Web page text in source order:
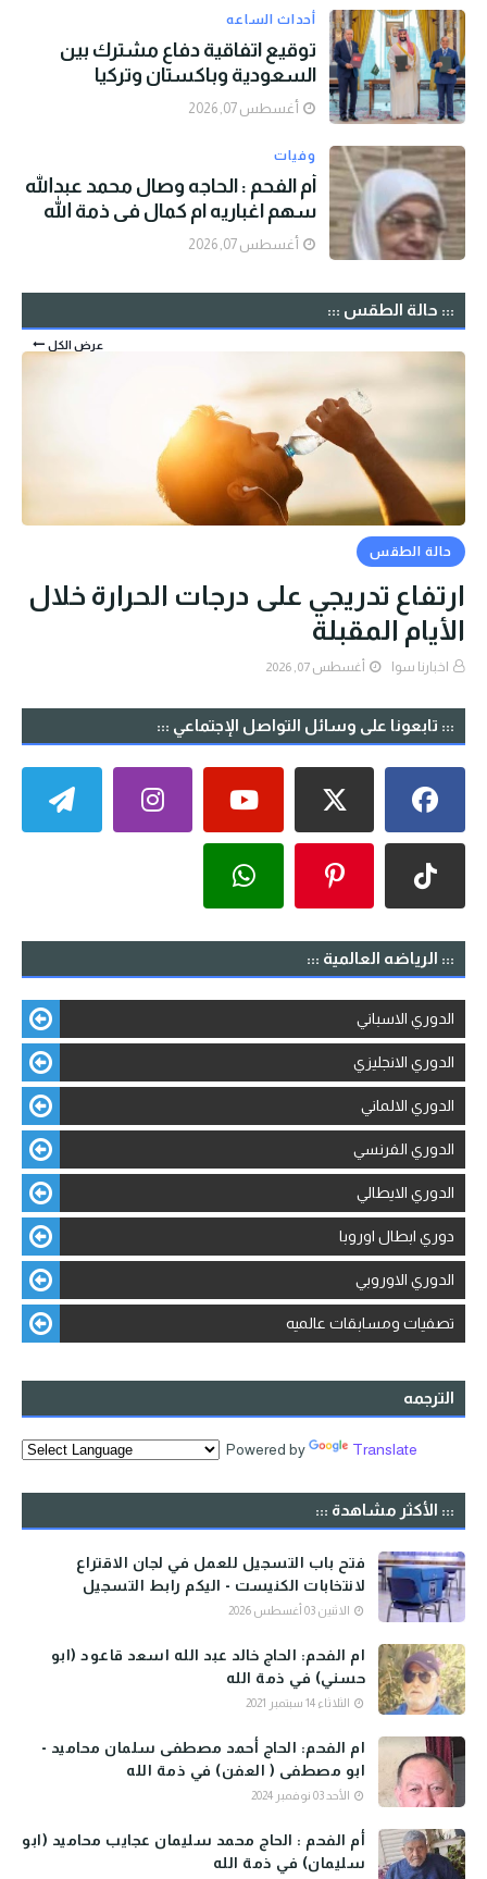
أحداث الساعه
توقيع اتفاقية دفاع مشترك بين
السعودية وباكستان وتركيا
أغسطس 07, 2026
وفيات
أم الفحم : الحاجه وصال محمد عبدالله
سهم اغباريه ام كمال في ذمة الله
أغسطس 07, 2026
::: حالة الطقس :::
عرض الكل
حالة الطقس
ارتفاع تدريجي على درجات الحرارة خلال
الأيام المقبلة
اخبارنا سوا أغسطس 07, 2026
::: تابعونا على وسائل التواصل الإجتماعي :::
::: الرياضه العالمية :::
الدوري الاسباني
الدوري الانجليزي
الدوري الالماني
الدوري الفرنسي
الدوري الايطالي
دوري ابطال اوروبا
الدوري الاوروبي
تصفيات ومسابقات عالميه
الترجمه
Powered by Translate
::: الأكثر مشاهدة :::
فتح باب التسجيل للعمل في لجان الاقتراع
لانتخابات الكنيست - اليكم رابط التسجيل
الاثنين 03 أغسطس 2026
ام الفحم: الحاج خالد عبد الله اسعد قاعود (ابو
حسني) في ذمة الله
الثلاثاء 14 سبتمبر 2021
ام الفحم: الحاج أحمد مصطفى سلمان محاميد -
ابو مصطفى ( العفن) في ذمة الله
الأحد 03 نوفمبر 2024
أم الفحم : الحاج محمد سليمان عجايب محاميد (ابو
سليمان) في ذمة الله